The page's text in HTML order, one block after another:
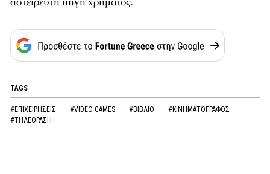
TAGS
#ΕΠΙΧΕΙΡΗΣΕΙΣ #VIDEO GAMES #ΒΙΒΛΙΟ
#ΚΙΝΗΜΑΤΟΓΡΑΦΟΣ
#ΤΗΛΕΟΡΑΣΗ